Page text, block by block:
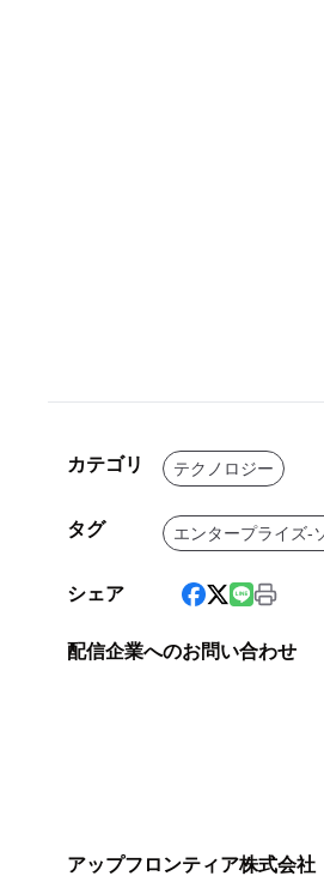
カテゴリ テクノロジー
タグ エンタープライズ-
シェア
配信企業へのお問い合わせ
アップフロンティア株式会社